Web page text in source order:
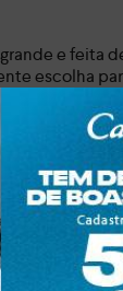
e feita
escolha
dia a dia.
, é perfeita
conforto e
destaque
, adicionando
de alta
,